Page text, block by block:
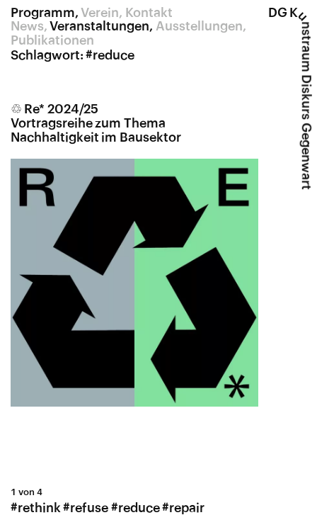
DG Ku
nstraum Diskurs Gegenwart
Programm
News Veranstaltungen
Ausstellungen
Publikationen
Verein Kontakt
Schlagwort:#reduce
♲ Re* 2024/25
Vortragsreihe zum Thema
Nachhaltigkeit im Bausektor
1 von 4
#rethink #refuse #reduce #repair